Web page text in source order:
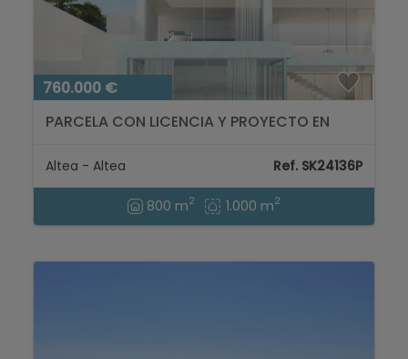
760.000 €
PARCELA CON LICENCIA Y PROYECTO EN
AL MAR...
Altea - Altea Ref. SK24136P
800 m2 1.000 m2